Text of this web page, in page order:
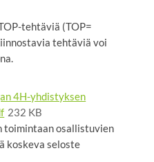
tehtäviä (TOP=
tehtäviä voi
4H-yhdistyksen
232 KB
toimintaan osallistuvien
koskeva seloste